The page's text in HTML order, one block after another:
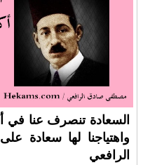
السعادة تنصرف عنا في
واهتياجنا لها
الرافعي